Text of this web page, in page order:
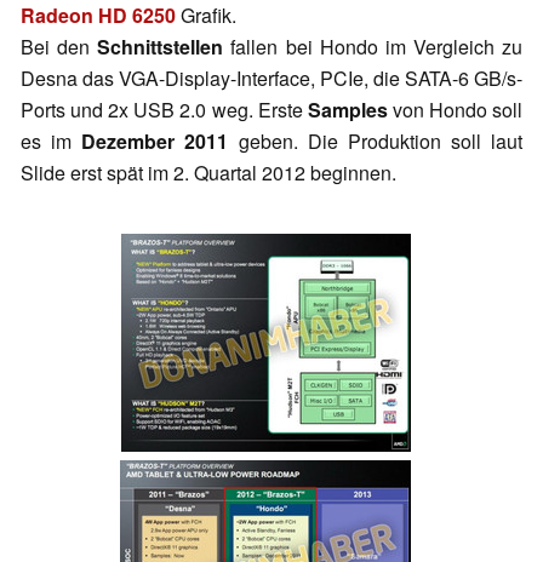
Radeon HD 6250Grafik.
Bei denSchnittstellen fallen bei Hondo im Vergleich zu
Desna das VGA-Display-Interface, PCIe, die SATA-6 GB/s-
Ports und 2x USB 2.0 weg. ErsteSamplesvon Hondo soll
es im Dezember 2011 geben. Die Produktion soll laut
Slide erst spät im 2. Quartal 2012 beginnen.